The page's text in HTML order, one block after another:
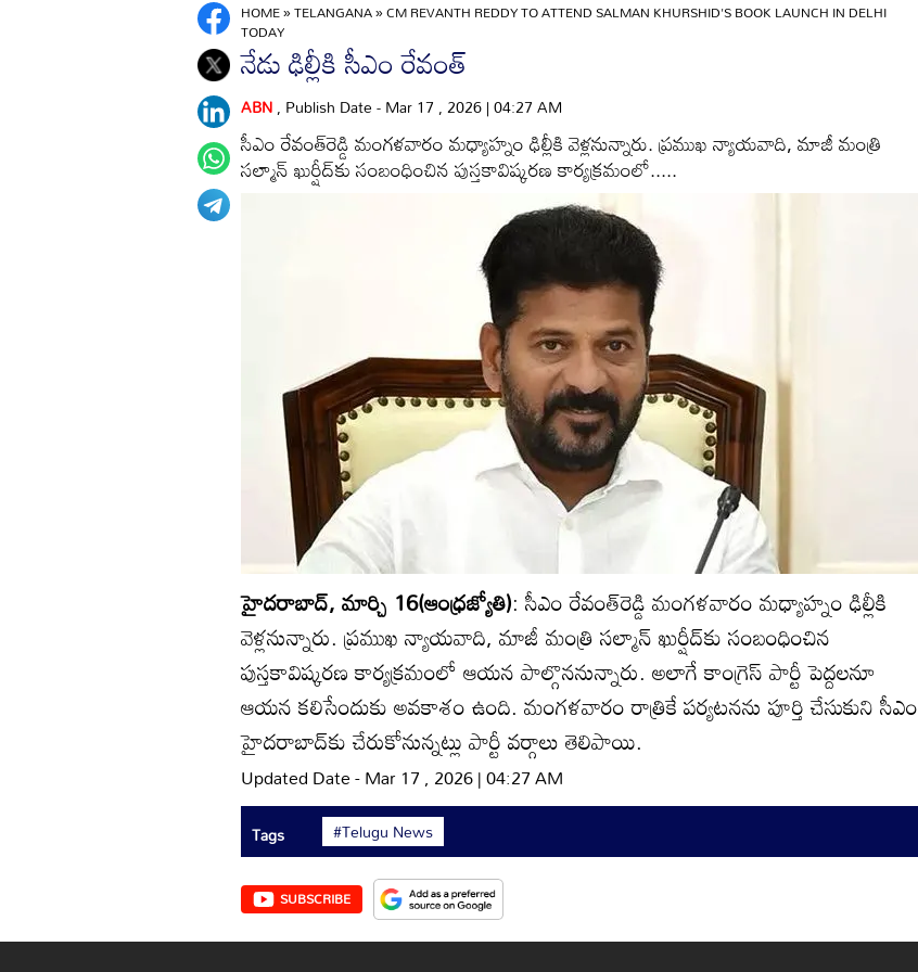
HOME»TELANGANA»CM REVANTH REDDY TO ATTEND SALMAN KHURSHID'S BOOK LAUNCH IN DELHI
TODAY
నేడు ఢిల్లీకి సీఎం రేవంత్‌
ABN, Publish Date - Mar 17 , 2026 | 04:27 AM
సీఎం రేవంత్‌రెడ్డి మంగళవారం మధ్యాహ్నం ఢిల్లీకి వెళ్లనున్నారు. ప్రముఖ న్యాయవాది, మాజీ మంత్రి
సల్మాన్‌ ఖుర్షీద్‌కు సంబంధించిన పుస్తకావిష్కరణ కార్యక్రమంలో.....
హైదరాబాద్‌, మార్చి 16(ఆంధ్రజ్యోతి): సీఎం రేవంత్‌రెడ్డి మంగళవారం మధ్యాహ్నం ఢిల్లీకి
వెళ్లనున్నారు. ప్రముఖ న్యాయవాది, మాజీ మంత్రి సల్మాన్‌ ఖుర్షీద్‌కు సంబంధించిన
పుస్తకావిష్కరణ కార్యక్రమంలో ఆయన పాల్గొననున్నారు. అలాగే కాంగ్రెస్‌ పార్టీ పెద్దలనూ
ఆయన కలిసేందుకు అవకాశం ఉంది. మంగళవారం రాత్రికే పర్యటనను పూర్తి చేసుకుని సీఎం
హైదరాబాద్‌కు చేరుకోనున్నట్లు పార్టీ వర్గాలు తెలిపాయి.
Updated Date - Mar 17 , 2026 | 04:27 AM
Tags #Telugu News
SUBSCRIBE